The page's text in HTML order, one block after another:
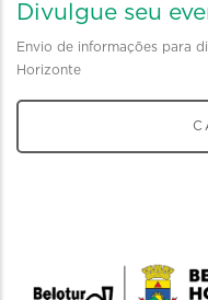
Divulgue seu
Envio de informações para
Horizonte